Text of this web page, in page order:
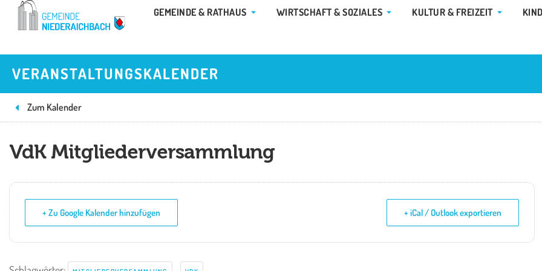
Zum
GEMEINDE & RATHAUS ÖFFNE GEMEINDE & RATHAUS
WIRTSCHAFT & SOZIALES ÖFFNE WIRTSCHAFT & SOZIALES
KULTUR & FREIZEIT ÖFFNE
VERANSTALTUNGSKALENDER
Zum Kalender
VdK Mitgliederversammlung
+ Zu Google Kalender hinzufügen + iCal / Outlook exportieren